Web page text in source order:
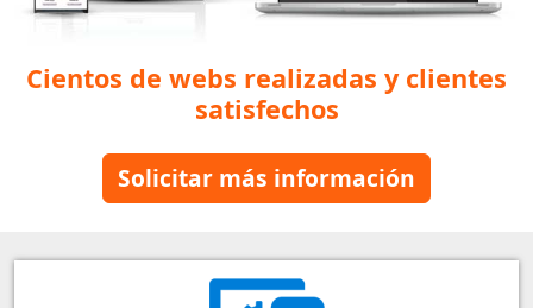
Cientos de webs realizadas y clientes
satisfechos
Solicitar más información